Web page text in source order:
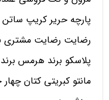
پارچه حریر کریپ ساتن
رضایت رضایت مشتری
پلاسکو برند هرمس برند
مانتو کبریتی کتان